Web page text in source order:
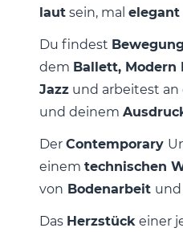
laut sein, mal
Du findest
dem Ballett, Modern
Jazz und arbeitest
und deinem
DerContemporary
einemtechnischen
von Bodenarbeit und
Das Herzstück einer